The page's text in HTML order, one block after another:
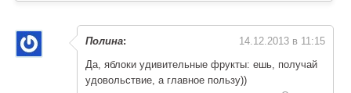
Полина:
14.12.2013 в 11:15
Да, яблоки удивительные фрукты: ешь, получай
удовольствие, а главное пользу))